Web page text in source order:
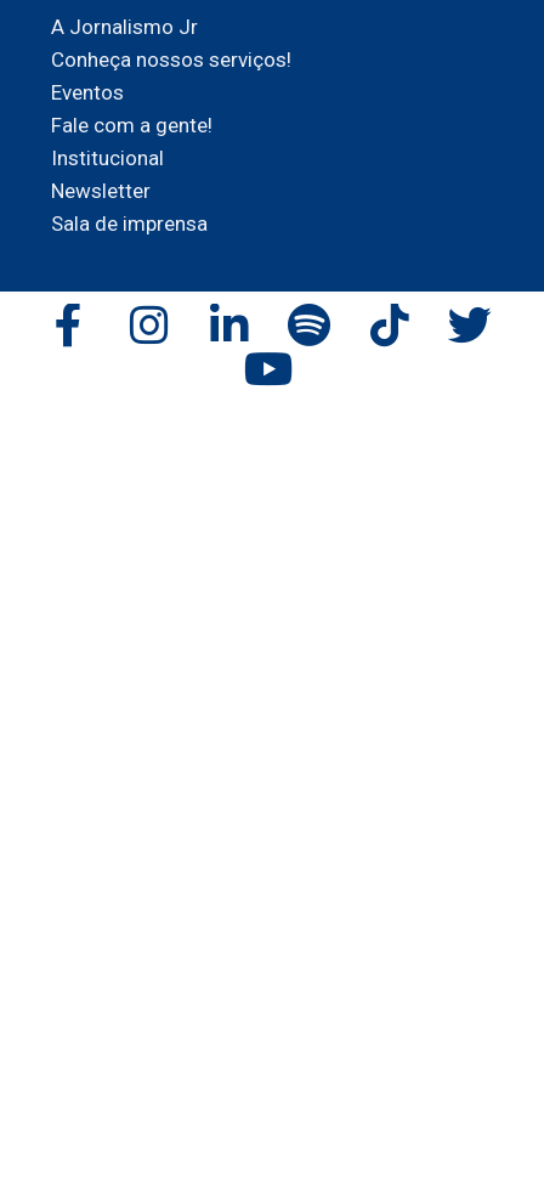
A Jornalismo Jr
Conheça nossos serviços!
Eventos
Fale com a gente!
Institucional
Newsletter
Sala de imprensa